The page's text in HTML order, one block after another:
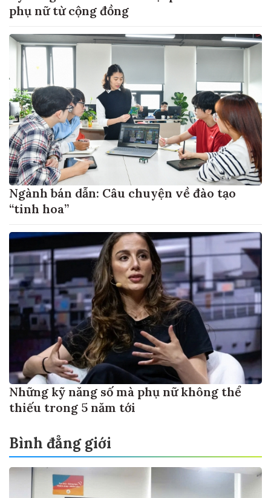
phụ nữ từ cộng đồng
Ngành bán dẫn: Câu chuyện về đào tạo
“tinh hoa”
Những kỹ năng số mà phụ nữ không thể
thiếu trong 5 năm tới
Bình đẳng giới